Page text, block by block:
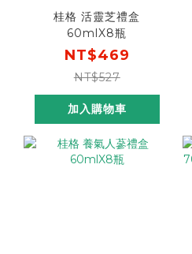
桂格 活靈芝禮盒
60mlX8瓶
NT$469
NT$527
加入購物車